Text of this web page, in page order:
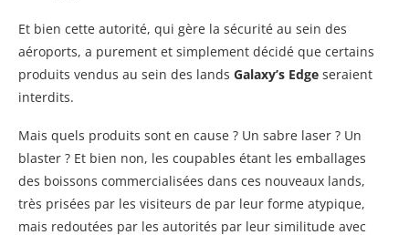
Et bien cette autorité, qui gère la sécurité au sein des
aéroports, a purement et simplement décidé que certains
produits vendus au sein des lands Galaxy’s Edge seraient
interdits.
Mais quels produits sont en cause ? Un sabre laser ? Un
blaster ? Et bien non, les coupables étant les emballages
des boissons commercialisées dans ces nouveaux lands,
très prisées par les visiteurs de par leur forme atypique,
mais redoutées par les autorités par leur similitude avec